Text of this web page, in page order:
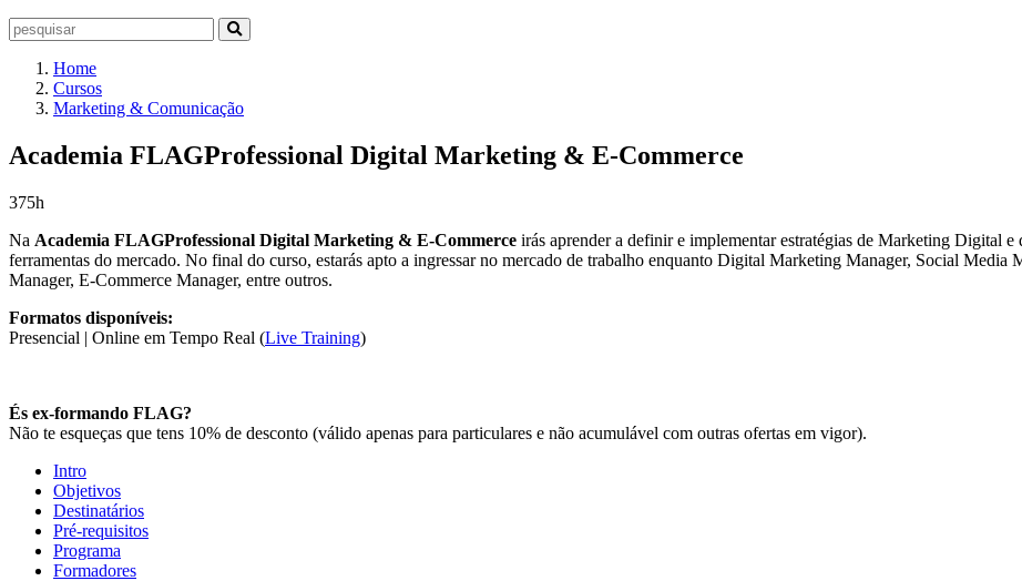
Home
Cursos
Marketing & Comunicação
Academia FLAGProfessional Digital Marketing & E-Commerce
375h
Na Academia FLAGProfessional Digital Marketing & E-Commerce irás aprender a definir e implementar estratégias de Marketing Digital
ferramentas do mercado. No final do curso, estarás apto a ingressar no mercado de trabalho enquanto Digital Marketing Manager, Social
Manager, E-Commerce Manager, entre outros.
Formatos disponíveis:
Presencial | Online em Tempo Real (Live Training)
És ex-formando FLAG?
Não te esqueças que tens 10% de desconto (válido apenas para particulares e não acumulável com outras ofertas em vigor).
Intro
Objetivos
Destinatários
Pré-requisitos
Programa
Formadores